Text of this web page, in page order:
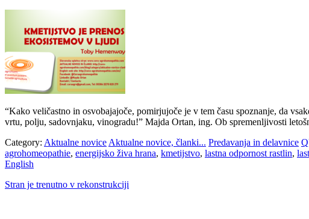
“Kako veličastno in osvobajajoče, pomirjujoče je v tem času spoznanje, da
vrtu, polju, sadovnjaku, vinogradu!” Majda Ortan, ing. Ob spremenljivosti
Category: Aktualne novice Aktualne novice, članki... Predavanja in delavnice
agrohomeopathie, energijsko živa hrana, kmetijstvo, lastna odpornost rastlin,
English
Stran je trenutno v rekonstrukciji